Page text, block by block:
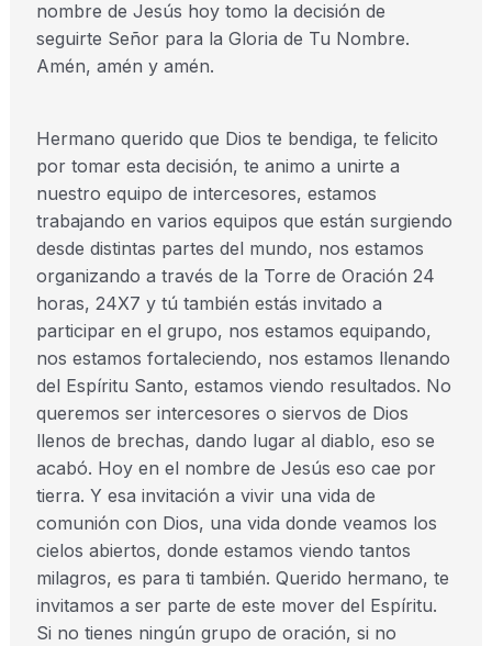
nombre de Jesús hoy tomo la decisión de
seguirte Señor para la Gloria de Tu Nombre.
Amén, amén y amén.
Hermano querido que Dios te bendiga, te felicito
por tomar esta decisión, te animo a unirte a
nuestro equipo de intercesores, estamos
trabajando en varios equipos que están surgiendo
desde distintas partes del mundo, nos estamos
organizando a través de la Torre de Oración 24
horas, 24X7 y tú también estás invitado a
participar en el grupo, nos estamos equipando,
nos estamos fortaleciendo, nos estamos llenando
del Espíritu Santo, estamos viendo resultados. No
queremos ser intercesores o siervos de Dios
llenos de brechas, dando lugar al diablo, eso se
acabó. Hoy en el nombre de Jesús eso cae por
tierra. Y esa invitación a vivir una vida de
comunión con Dios, una vida donde veamos los
cielos abiertos, donde estamos viendo tantos
milagros, es para ti también. Querido hermano, te
invitamos a ser parte de este mover del Espíritu.
Si no tienes ningún grupo de oración, si no